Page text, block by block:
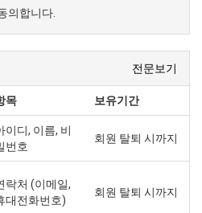
여 재화 등을 거래할 수 있도록
을 말하며, 아울러 사이버몰을
미로도 사용합니다.
하여 이 약관에 따라 "몰"이
는 회원 및 비회원을 말합니다.
를 이용할 수 있는 자를 말합니다.
에 가입하지 않고 "몰"이 제공하는
의합니다.
전문보기
목 보유기간
이디, 이름, 비
번호
회원 탈퇴 시까지
락처 (이메일,
대전화번호)
회원 탈퇴 시까지